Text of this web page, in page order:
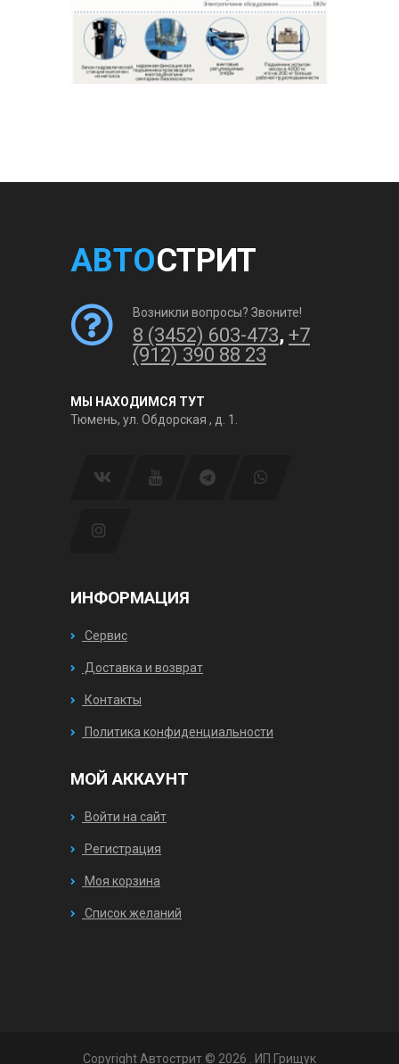
АВТОСТРИТ
Возникли вопросы? Звоните!
8 (3452) 603-473, +7
(912) 390 88 23
МЫ НАХОДИМСЯ ТУТ
Тюмень, ул. Обдорская , д. 1.
ИНФОРМАЦИЯ
Сервис
Доставка и возврат
Контакты
Политика конфиденциальности
МОЙ АККАУНТ
Войти на сайт
Регистрация
Моя корзина
Список желаний
Copyright Автострит © 2026 . ИП Грищук